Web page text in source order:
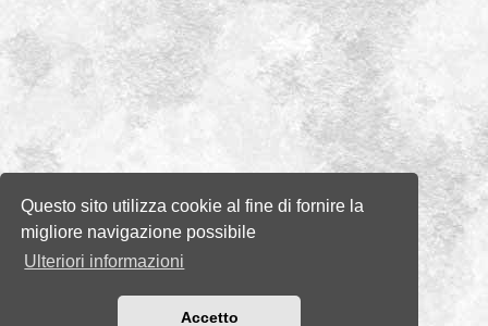
Questo sito utilizza cookie al fine di fornire la
migliore navigazione possibile
Ulteriori informazioni
Accetto